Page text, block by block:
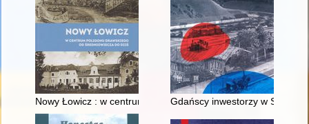
Nowy Łowicz : w centrum poligonu drawskiego od
Gdańscy inwestorzy w